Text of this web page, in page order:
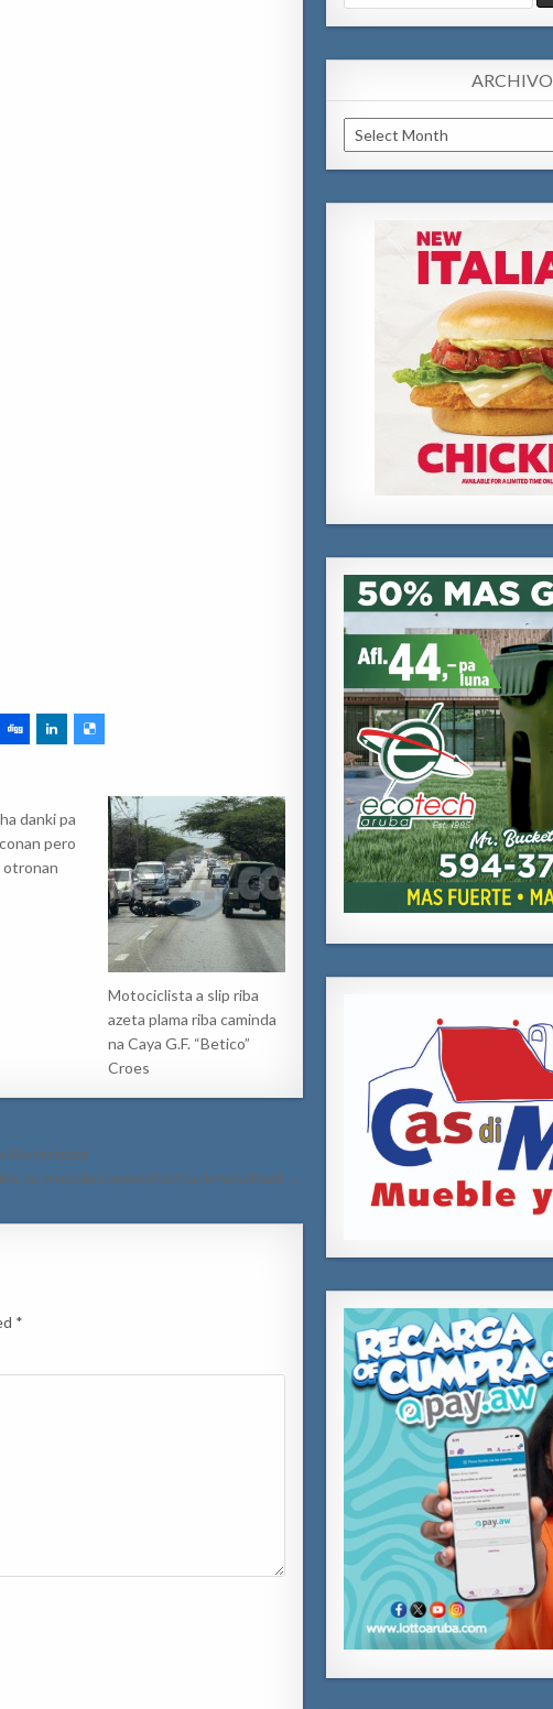
danki pa
pero
otronan
Motociclista a slip riba
azeta plama riba caminda
na Caya G.F. “Betico”
Croes
Weststraat
na crusada Emmastraat cu Emanstraat →
*
for:
ARCHIVO
Archivo